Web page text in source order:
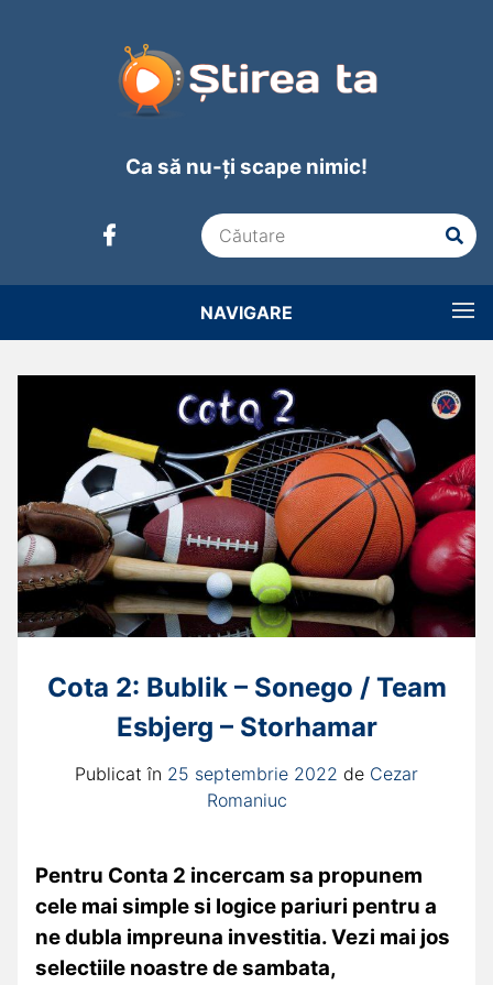
Ca să nu-ți scape nimic!
NAVIGARE
Cota 2: Bublik – Sonego / Team
Esbjerg – Storhamar
Publicat în 25 septembrie 2022 de Cezar
Romaniuc
Pentru Conta 2 incercam sa propunem
cele mai simple si logice pariuri pentru a
ne dubla impreuna investitia. Vezi mai jos
selectiile noastre de sambata,